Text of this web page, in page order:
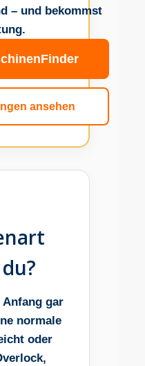
– und bekommst
ansehen
Anfang gar
normale
oder